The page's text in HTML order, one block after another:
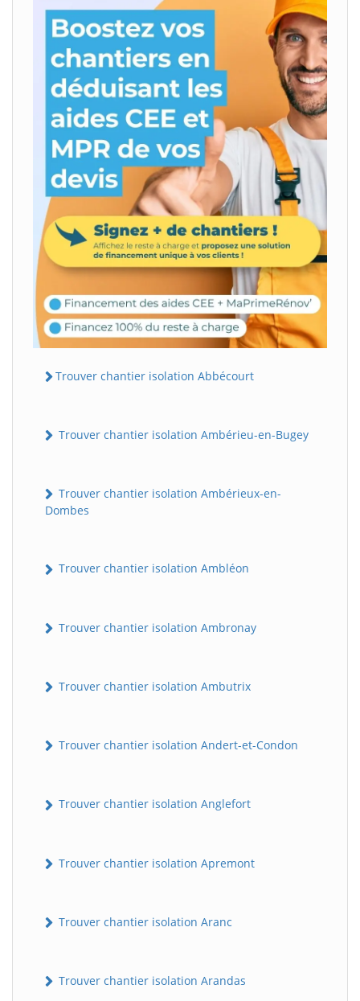
Trouver chantier isolation Abbécourt
Trouver chantier isolation Ambérieu-en-Bugey
Trouver chantier isolation Ambérieux-en-
Dombes
Trouver chantier isolation Ambléon
Trouver chantier isolation Ambronay
Trouver chantier isolation Ambutrix
Trouver chantier isolation Andert-et-Condon
Trouver chantier isolation Anglefort
Trouver chantier isolation Apremont
Trouver chantier isolation Aranc
Trouver chantier isolation Arandas